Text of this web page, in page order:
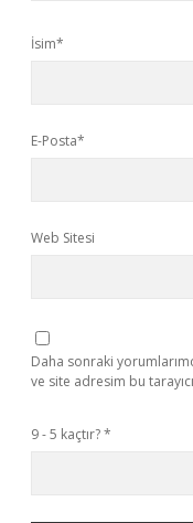
İsim*
E-Posta*
Web Sitesi
Daha sonraki
ve site adresim bu
9 - 5 kaçtır?*